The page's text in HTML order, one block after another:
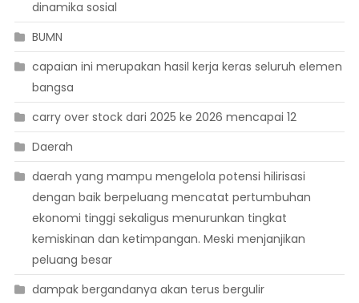
dinamika sosial
BUMN
capaian ini merupakan hasil kerja keras seluruh elemen
bangsa
carry over stock dari 2025 ke 2026 mencapai 12
Daerah
daerah yang mampu mengelola potensi hilirisasi
dengan baik berpeluang mencatat pertumbuhan
ekonomi tinggi sekaligus menurunkan tingkat
kemiskinan dan ketimpangan. Meski menjanjikan
peluang besar
dampak bergandanya akan terus bergulir